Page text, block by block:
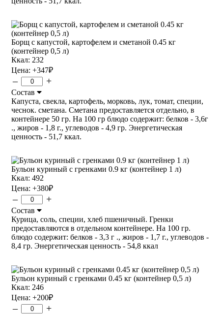
Борщ с капустой, картофелем и сметаной 0.45 кг
(контейнер 0,5 л)
Ккал: 232
Цена: +347₽
– +
Состав
Капуста, свекла, картофель, морковь, лук, томат, специи,
чеснок. сметана. Сметана предоставляется отдельно, в
контейнере 50 гр. На 100 гр блюдо содержит: белков - 3,6г
., жиров - 1,8 г., углеводов - 4,9 гр. Энергетическая
ценность - 51,7 ккал.
Бульон куриный с гренками 0.9 кг (контейнер 1 л)
Ккал: 492
Цена: +380₽
– +
Состав
Курица, соль, специи, хлеб пшеничный. Гренки
предоставляются в отдельном контейнере. На 100 гр.
блюдо содержит: белков - 3,3 г ., жиров - 1,7 г., углеводов -
8,4 гр. Энергетическая ценность - 54,8 ккал
Бульон куриный с гренками 0.45 кг (контейнер 0,5 л)
Ккал: 246
Цена: +200₽
– +